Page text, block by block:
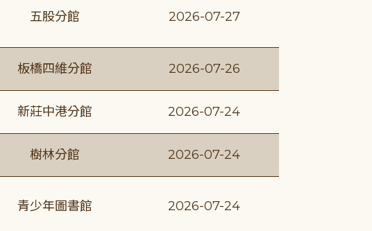
五股分館 2026-07-27
板橋四維分館 2026-07-26
新莊中港分館 2026-07-24
樹林分館 2026-07-24
青少年圖書館 2026-07-24